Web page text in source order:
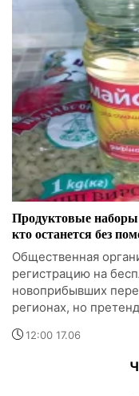
Продуктовые наборы
кто останется без
Общественная
регистрацию на
новоприбывших
регионах, но
12:00 17.06